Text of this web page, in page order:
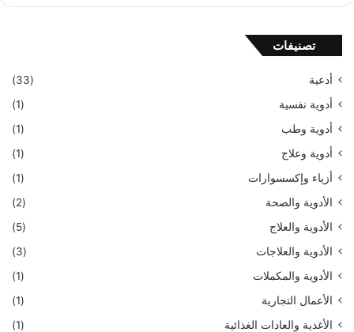
تصنيفات
أدعية
(33)
أدوية نفسية
(1)
أدوية وطب
(1)
أدوية وعلاج
(1)
أزياء وإكسسوارات
(1)
الأدوية والصحة
(2)
الأدوية والعلاج
(5)
الأدوية والعلاجات
(3)
الأدوية والمكملات
(1)
الأعمال التجارية
(1)
الأغذية والعادات الغذائية
(1)